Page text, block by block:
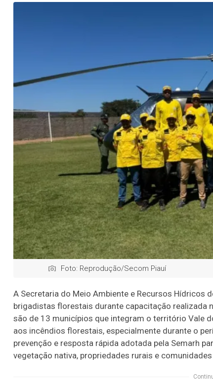
Foto: Reprodução/Secom Piauí
A Secretaria do Meio Ambiente e Recursos Hídricos
brigadistas florestais durante capacitação realizada
são de 13 municípios que integram o território Vale
aos incêndios florestais, especialmente durante o
prevenção e resposta rápida adotada pela Semarh
vegetação nativa, propriedades rurais e comunidades